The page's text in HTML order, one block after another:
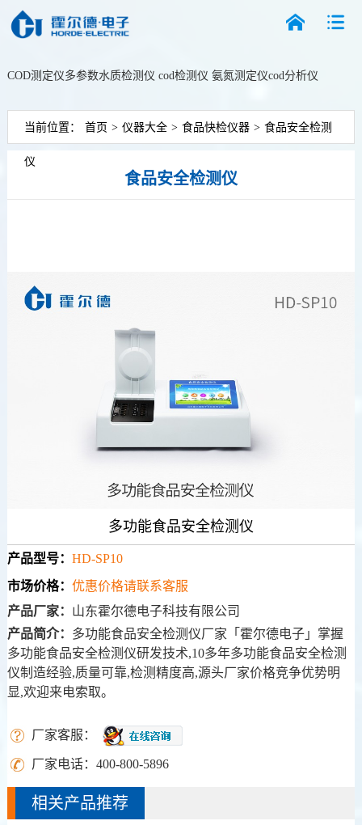
COD测定仪多参数水质检测仪 cod检测仪 氨氮测定仪cod分析仪
搜索
当前位置： 首页 > 仪器大全 > 食品快检仪器 > 食品安全检测
仪
食品安全检测仪
多功能食品安全检测仪
产品型号： HD-SP10
市场价格： 优惠价格请联系客服
产品厂家： 山东霍尔德电子科技有限公司
产品简介： 多功能食品安全检测仪厂家「霍尔德电子」掌握
多功能食品安全检测仪研发技术,10多年多功能食品安全检测
仪制造经验,质量可靠,检测精度高,源头厂家价格竞争优势明
显,欢迎来电索取。
厂家客服：
厂家电话： 400-800-5896
相关产品推荐